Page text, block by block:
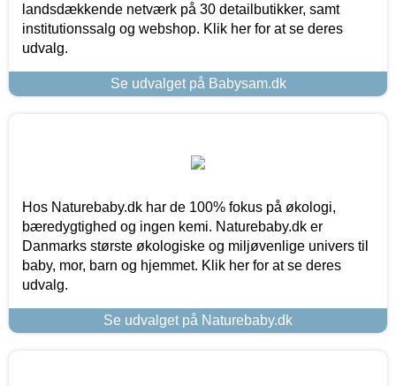
landsdækkende netværk på 30 detailbutikker, samt
institutionssalg og webshop. Klik her for at se deres
udvalg.
Se udvalget på Babysam.dk
Hos Naturebaby.dk har de 100% fokus på økologi,
bæredygtighed og ingen kemi. Naturebaby.dk er
Danmarks største økologiske og miljøvenlige univers til
baby, mor, barn og hjemmet. Klik her for at se deres
udvalg.
Se udvalget på Naturebaby.dk